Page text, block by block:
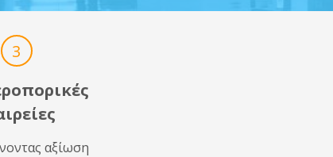
3
αξίωση